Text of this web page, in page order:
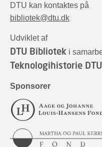
DTU kan kontaktes på
bibliotek@dtu.dk
Udviklet af
DTU Bibliotek i
Teknologihistorie DTU
Sponsorer